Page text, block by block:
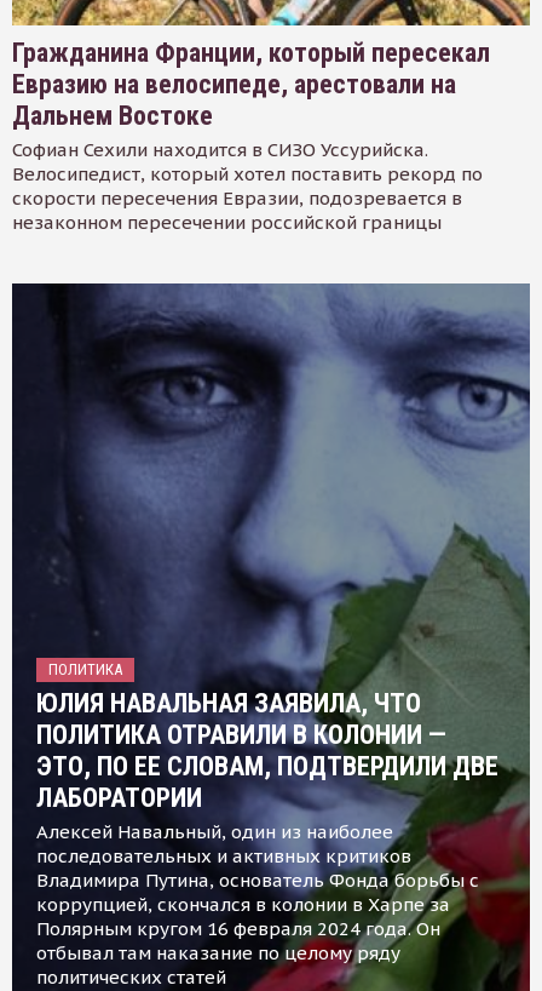
Гражданина Франции, который пересекал
Евразию на велосипеде, арестовали на
Дальнем Востоке
Софиан Сехили находится в СИЗО Уссурийска.
Велосипедист, который хотел поставить рекорд по
скорости пересечения Евразии, подозревается в
незаконном пересечении российской границы
ПОЛИТИКА
ЮЛИЯ НАВАЛЬНАЯ ЗАЯВИЛА, ЧТО
ПОЛИТИКА ОТРАВИЛИ В КОЛОНИИ —
ЭТО, ПО ЕЕ СЛОВАМ, ПОДТВЕРДИЛИ ДВЕ
ЛАБОРАТОРИИ
Алексей Навальный, один из наиболее
последовательных и активных критиков
Владимира Путина, основатель Фонда борьбы с
коррупцией, скончался в колонии в Харпе за
Полярным кругом 16 февраля 2024 года. Он
отбывал там наказание по целому ряду
политических статей